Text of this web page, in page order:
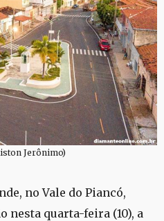
Jerônimo)
no Vale do Piancó,
nesta quarta-feira (10), a